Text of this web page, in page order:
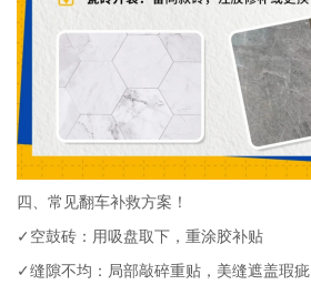
四、常见翻车补救方案！
✓空鼓砖：用吸盘取下，重涂胶补贴
✓缝隙不均：局部敲碎重贴，美缝遮盖瑕疵